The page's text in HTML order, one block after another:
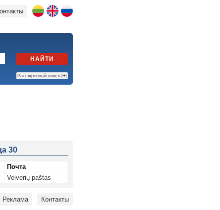
НАЙТИ
Расширенный поиск [+]
30
Почта
Veiverių paštas
Реклама Контакты